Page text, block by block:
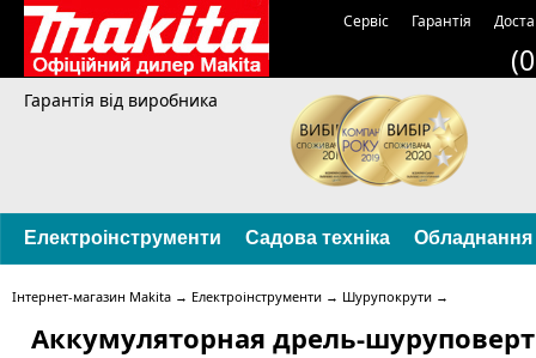
Сервіс Гарантія
Гарантія від виробника
Електроінструменти Садова техніка Обладнання
Інтернет-магазин Makita → Електроінструменти → Шурупокрути →
Аккумуляторная дрель-шуруповерт